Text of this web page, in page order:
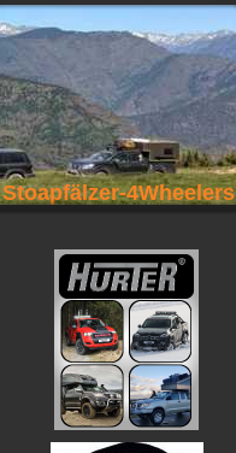
Stoapfälzer-4Wheelers